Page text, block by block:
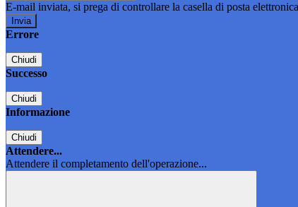
E-mail inviata, si prega di controllare la casella di posta
Errore
Chiudi
Successo
Chiudi
Informazione
Chiudi
Attendere...
Attendere il completamento dell'operazione...